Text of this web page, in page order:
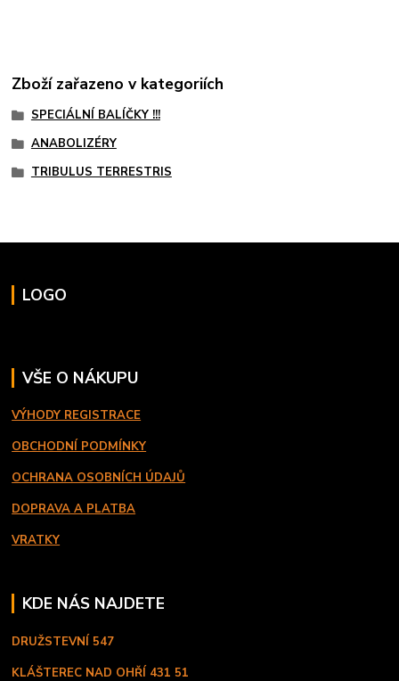
Zboží zařazeno v kategoriích
SPECIÁLNÍ BALÍČKY !!!
ANABOLIZÉRY
TRIBULUS TERRESTRIS
LOGO
VŠE O NÁKUPU
VÝHODY REGISTRACE
OBCHODNÍ PODMÍNKY
OCHRANA OSOBNÍCH ÚDAJŮ
DOPRAVA A PLATBA
VRATKY
KDE NÁS NAJDETE
DRUŽSTEVNÍ 547
KLÁŠTEREC NAD OHŘÍ 431 51